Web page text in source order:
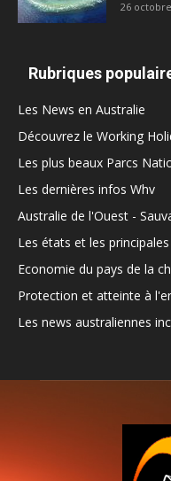
26
Rubriques
Les News en Australie
Découvrez le Working
Les plus beaux Parcs
Les dernières infos Whv
Australie de l'Ouest -
Les états et les principales
Economie du pays de la
Protection et atteinte à
Les news australiennes